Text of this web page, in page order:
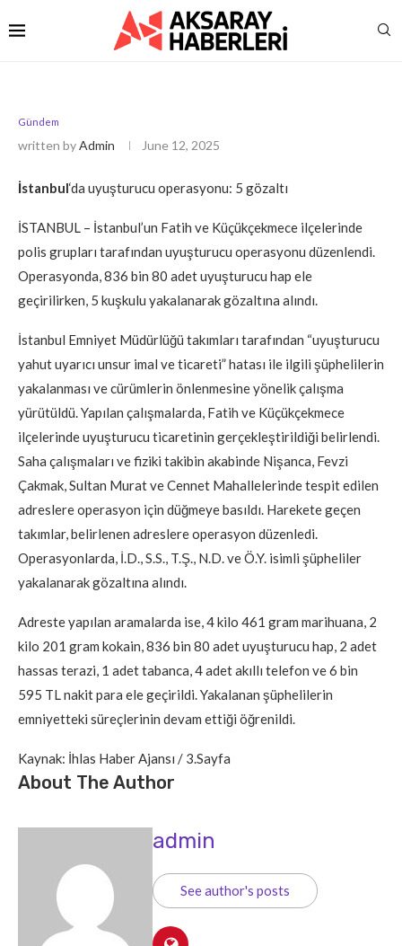
Gündem
written byAdmin June 12, 2025
İstanbul‘da uyuşturucu operasyonu: 5 gözaltı
İSTANBUL – İstanbul’un Fatih ve Küçükçekmece ilçelerinde
polis grupları tarafından uyuşturucu operasyonu düzenlendi.
Operasyonda, 836 bin 80 adet uyuşturucu hap ele
geçirilirken, 5 kuşkulu yakalanarak gözaltına alındı.
İstanbul Emniyet Müdürlüğü takımları tarafından “uyuşturucu
yahut uyarıcı unsur imal ve ticareti” hatası ile ilgili şüphelilerin
yakalanması ve cürümlerin önlenmesine yönelik çalışma
yürütüldü. Yapılan çalışmalarda, Fatih ve Küçükçekmece
ilçelerinde uyuşturucu ticaretinin gerçekleştirildiği belirlendi.
Saha çalışmaları ve fiziki takibin akabinde Nişanca, Fevzi
Çakmak, Sultan Murat ve Cennet Mahallelerinde tespit edilen
adreslere operasyon için düğmeye basıldı. Harekete geçen
takımlar, belirlenen adreslere operasyon düzenledi.
Operasyonlarda, İ.D., S.S., T.Ş., N.D. ve Ö.Y. isimli şüpheliler
yakalanarak gözaltına alındı.
Adreste yapılan aramalarda ise, 4 kilo 461 gram marihuana, 2
kilo 201 gram kokain, 836 bin 80 adet uyuşturucu hap, 2 adet
hassas terazi, 1 adet tabanca, 4 adet akıllı telefon ve 6 bin
595 TL nakit para ele geçirildi. Yakalanan şüphelilerin
emniyetteki süreçlerinin devam ettiği öğrenildi.
Kaynak: İhlas Haber Ajansı / 3.Sayfa
About The Author
admin
See author's posts